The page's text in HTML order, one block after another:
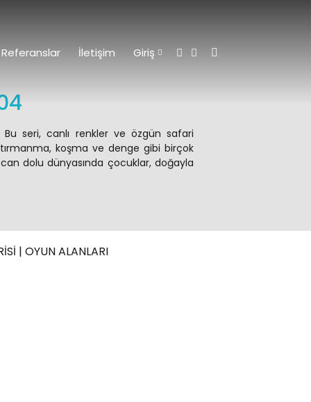
Referanslar İletişim Giriş
Bu seri, canlı renkler ve özgün safari
koşma ve denge gibi birçok
dolu dünyasında çocuklar, doğayla
| OYUN ALANLARI